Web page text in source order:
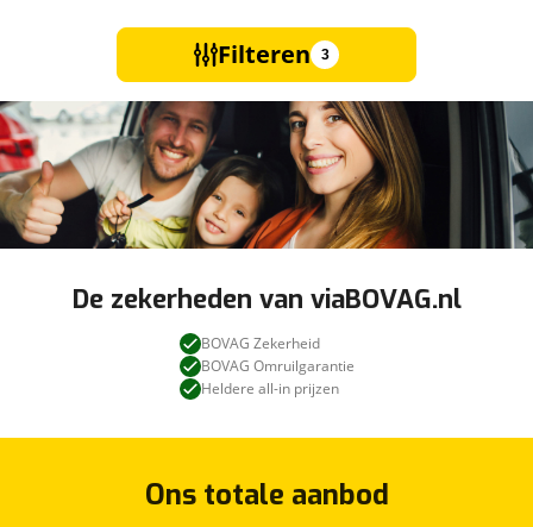
Filteren 3
De zekerheden van viaBOVAG.nl
BOVAG Zekerheid
BOVAG Omruilgarantie
Heldere all-in prijzen
Ons totale aanbod